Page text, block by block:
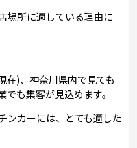
場所に適している理由に
在)、神奈川県内で見ても
も集客が見込めます。
ンカーには、とても適した